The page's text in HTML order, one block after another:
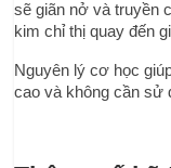
sẽ giãn nở và truyền
kim chỉ thị quay đến
Nguyên lý cơ học
cao và không cần sử